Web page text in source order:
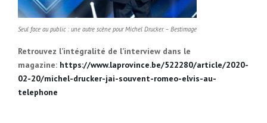
Seul face au public : une autre scène pour Michel Drucker. – Bestimage
Retrouvez l’intégralité de l’interview dans le
magazine: https://www.laprovince.be/522280/article/2020-
02-20/michel-drucker-jai-souvent-romeo-elvis-au-
telephone